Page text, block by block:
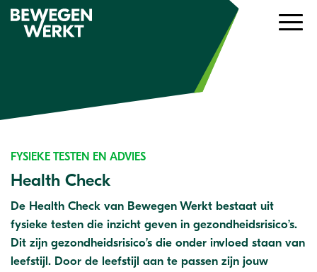
FYSIEKE TESTEN EN ADVIES
Health Check
De Health Check van Bewegen Werkt bestaat uit
fysieke testen die inzicht geven in gezondheidsrisico’s.
Dit zijn gezondheidsrisico’s die onder invloed staan van
leefstijl. Door de leefstijl aan te passen zijn jouw